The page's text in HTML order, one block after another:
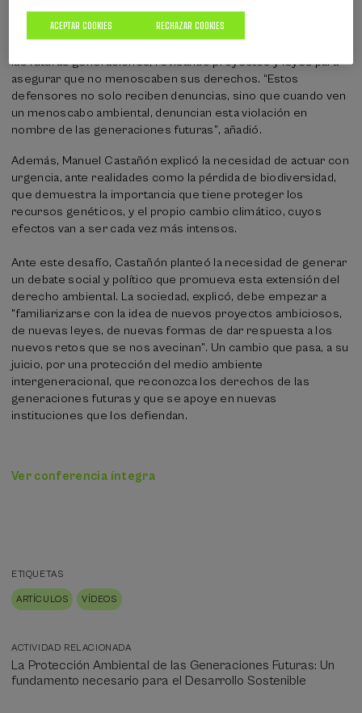
Castañón es la figura del Defensor de las Generaciones
Futuras, ya implementada con éxito en lugares como Gales o
las futuras generaciones, revisando proyectos y leyes para
asegurar que no menoscaben sus derechos. “Estos
defensores no solo reciben denuncias, sino que cuando ven
un menoscabo ambiental, denuncian esta violación en
nombre de las generaciones futuras”, añadió.
Además, Manuel Castañón explicó la necesidad de actuar con
urgencia, ante realidades como la pérdida de biodiversidad,
que demuestra la importancia que tiene proteger los
recursos genéticos, y el propio cambio climático, cuyos
efectos van a ser cada vez más intensos.
Ante este desafío, Castañón planteó la necesidad de generar
un debate social y político que promueva esta extensión del
derecho ambiental. La sociedad, explicó, debe empezar a
"familiarizarse con la idea de nuevos proyectos ambiciosos,
de nuevas leyes, de nuevas formas de dar respuesta a los
nuevos retos que se nos avecinan”. Un cambio que pasa, a su
juicio, por una protección del medio ambiente
intergeneracional, que reconozca los derechos de las
generaciones futuras y que se apoye en nuevas
instituciones que los defiendan.
Ver conferencia íntegra
ETIQUETAS
ARTÍCULOS VÍDEOS
ACTIVIDAD RELACIONADA
La Protección Ambiental de las Generaciones Futuras: Un
fundamento necesario para el Desarrollo Sostenible
RECHAZAR COOKIES
ACEPTAR COOKIES